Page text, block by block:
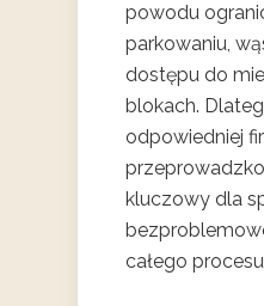
powodu
parkowaniu,
dostępu do
blokach.
odpowiedniej
kluczowy dla
całego